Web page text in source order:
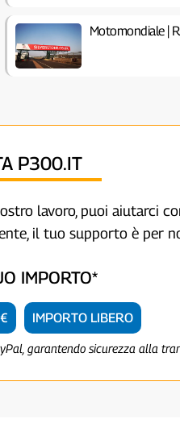
Motomondiale |
P300.IT
lavoro, puoi aiutarci
il tuo supporto è per
IMPORTO*
IMPORTO LIBERO
garantendo sicurezza alla